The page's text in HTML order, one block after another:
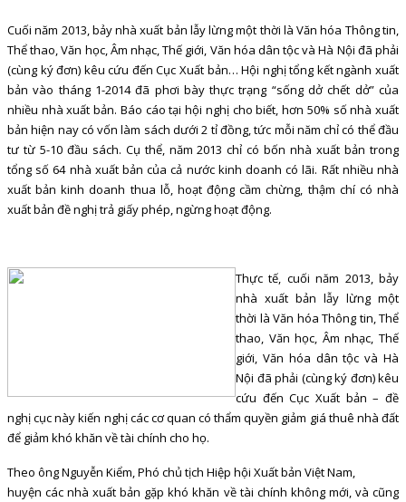
Cuối năm 2013, bảy nhà xuất bản lẫy lừng một thời là Văn hóa Thông tin,
Thể thao, Văn học, Âm nhạc, Thế giới, Văn hóa dân tộc và Hà Nội đã phải
(cùng ký đơn) kêu cứu đến Cục Xuất bản… Hội nghị tổng kết ngành xuất
bản vào tháng 1-2014 đã phơi bày thực trạng “sống dở chết dở” của
nhiều nhà xuất bản. Báo cáo tại hội nghị cho biết, hơn 50% số nhà xuất
bản hiện nay có vốn làm sách dưới 2 tỉ đồng, tức mỗi năm chỉ có thể đầu
tư từ 5-10 đầu sách. Cụ thể, năm 2013 chỉ có bốn nhà xuất bản trong
tổng số 64 nhà xuất bản của cả nước kinh doanh có lãi. Rất nhiều nhà
xuất bản kinh doanh thua lỗ, hoạt động cầm chừng, thậm chí có nhà
xuất bản đề nghị trả giấy phép, ngừng hoạt động.
Thực tế, cuối năm 2013, bảy
nhà xuất bản lẫy lừng một
thời là Văn hóa Thông tin, Thể
thao, Văn học, Âm nhạc, Thế
giới, Văn hóa dân tộc và Hà
Nội đã phải (cùng ký đơn) kêu
cứu đến Cục Xuất bản – đề
nghị cục này kiến nghị các cơ quan có thẩm quyền giảm giá thuê nhà đất
để giảm khó khăn về tài chính cho họ.
Theo ông Nguyễn Kiểm, Phó chủ tịch Hiệp hội Xuất bản Việt Nam,
huyện các nhà xuất bản gặp khó khăn về tài chính không mới, và cũng